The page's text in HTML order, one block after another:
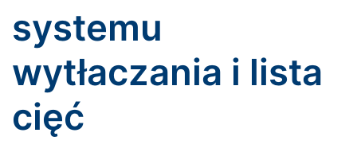
systemu
wytłaczania i lista
cięć